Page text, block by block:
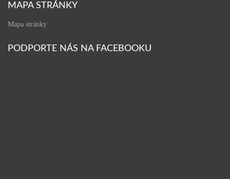
MAPA STRÁNKY
Mapa stránky
PODPORTE NÁS NA FACEBOOKU